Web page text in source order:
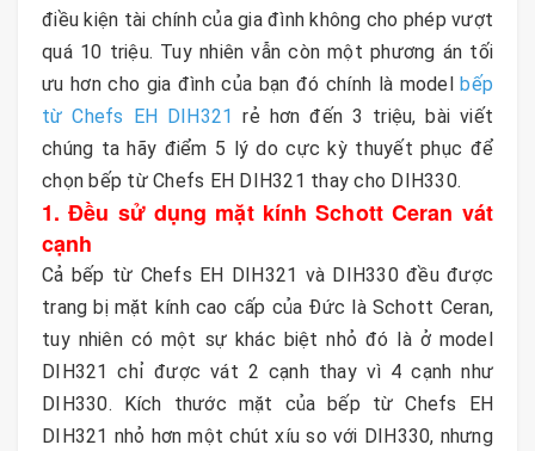
điều kiện tài chính của gia đình không cho phép vượt
quá 10 triệu. Tuy nhiên vẫn còn một phương án tối
ưu hơn cho gia đình của bạn đó chính là modelbếp
từ Chefs EH DIH321 rẻ hơn đến 3 triệu, bài viết
chúng ta hãy điểm 5 lý do cực kỳ thuyết phục để
chọn bếp từ Chefs EH DIH321 thay cho DIH330.
1. Đều sử dụng mặt kính Schott Ceran vát
cạnh
Cả bếp từ Chefs EH DIH321 và DIH330 đều được
trang bị mặt kính cao cấp của Đức là Schott Ceran,
tuy nhiên có một sự khác biệt nhỏ đó là ở model
DIH321 chỉ được vát 2 cạnh thay vì 4 cạnh như
DIH330. Kích thước mặt của bếp từ Chefs EH
DIH321 nhỏ hơn một chút xíu so với DIH330, nhưng